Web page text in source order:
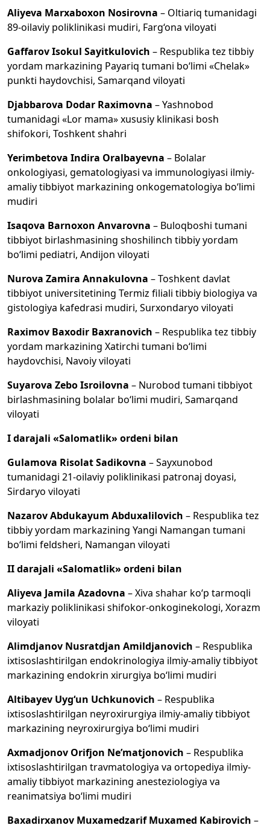
Aliyeva Marxaboxon Nosirovna – Oltiariq tumanidagi
89-oilaviy poliklinikasi mudiri, Farg‘ona viloyati
Gaffarov Isokul Sayitkulovich – Respublika tez tibbiy
yordam markazining Payariq tumani bo‘limi «Chelak»
punkti haydovchisi, Samarqand viloyati
Djabbarova Dodar Raximovna – Yashnobod
tumanidagi «Lor mama» xususiy klinikasi bosh
shifokori, Toshkent shahri
Yerimbetova Indira Oralbayevna – Bolalar
onkologiyasi, gematologiyasi va immunologiyasi ilmiy-
amaliy tibbiyot markazining onkogematologiya bo‘limi
mudiri
Isaqova Barnoxon Anvarovna – Buloqboshi tumani
tibbiyot birlashmasining shoshilinch tibbiy yordam
bo‘limi pediatri, Andijon viloyati
Nurova Zamira Annakulovna – Toshkent davlat
tibbiyot universitetining Termiz filiali tibbiy biologiya va
gistologiya kafedrasi mudiri, Surxondaryo viloyati
Raximov Baxodir Baxranovich – Respublika tez tibbiy
yordam markazining Xatirchi tumani bo‘limi
haydovchisi, Navoiy viloyati
Suyarova Zebo Isroilovna – Nurobod tumani tibbiyot
birlashmasining bolalar bo‘limi mudiri, Samarqand
viloyati
I darajali «Salomatlik» ordeni bilan
Gulamova Risolat Sadikovna – Sayxunobod
tumanidagi 21-oilaviy poliklinikasi patronaj doyasi,
Sirdaryo viloyati
Nazarov Abdukayum Abduxalilovich – Respublika tez
tibbiy yordam markazining Yangi Namangan tumani
bo‘limi feldsheri, Namangan viloyati
II darajali «Salomatlik» ordeni bilan
Aliyeva Jamila Azadovna – Xiva shahar ko‘p tarmoqli
markaziy poliklinikasi shifokor-onkoginekologi, Xorazm
viloyati
Alimdjanov Nusratdjan Amildjanovich – Respublika
ixtisoslashtirilgan endokrinologiya ilmiy-amaliy tibbiyot
markazining endokrin xirurgiya bo‘limi mudiri
Altibayev Uyg‘un Uchkunovich – Respublika
ixtisoslashtirilgan neyroxirurgiya ilmiy-amaliy tibbiyot
markazining neyroxirurgiya bo‘limi mudiri
Axmadjonov Orifjon Ne’matjonovich – Respublika
ixtisoslashtirilgan travmatologiya va ortopediya ilmiy-
amaliy tibbiyot markazining anesteziologiya va
reanimatsiya bo‘limi mudiri
Baxadirxanov Muxamedzarif Muxamed Kabirovich –